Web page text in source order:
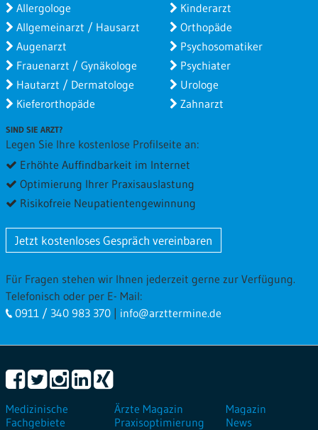
Allergologe
Allgemeinarzt / Hausarzt
Augenarzt
Frauenarzt / Gynäkologe
Hautarzt / Dermatologe
Kieferorthopäde
Kinderarzt
Orthopäde
Psychosomatiker
Psychiater
Urologe
Zahnarzt
SIND SIE ARZT?
Legen Sie Ihre kostenlose Profilseite an:
Erhöhte Auffindbarkeit im Internet
Optimierung Ihrer Praxisauslastung
Risikofreie Neupatientengewinnung
Jetzt kostenloses Gespräch vereinbaren
Für Fragen stehen wir Ihnen jederzeit gerne zur Verfügung.
Telefonisch oder per E- Mail:
0911 / 340 983 370 | info@arzttermine.de
Medizinische
Fachgebiete
Ärzte Magazin
Praxisoptimierung
Magazin
News